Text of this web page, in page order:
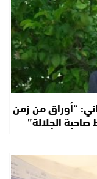
“أوراق من زمن
صاحبة الجلالة”